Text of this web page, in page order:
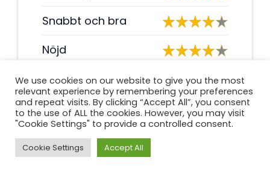
Snabbt och bra
Nöjd
Summary
Kundtjänsten är utmärkt och de
har alltid haft tålamod att svara
på alla mina frågor. Själva lånet
var riktigt snabbt och enkelt att få.
We use cookies on our website to give you the most
relevant experience by remembering your preferences
and repeat visits. By clicking “Accept All”, you consent
to the use of ALL the cookies. However, you may visit
"Cookie Settings" to provide a controlled consent.
Cookie Settings Accept All